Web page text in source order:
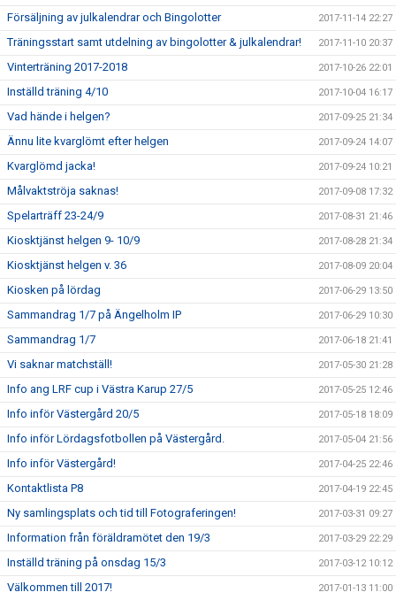
Försäljning av julkalendrar och Bingolotter 2017-11-14 22:27
Träningsstart samt utdelning av bingolotter & julkalendrar! 2017-11-10 20:37
Vinterträning 2017-2018 2017-10-26 22:01
Inställd träning 4/10 2017-10-04 16:17
Vad hände i helgen? 2017-09-25 21:34
Ännu lite kvarglömt efter helgen 2017-09-24 14:07
Kvarglömd jacka! 2017-09-24 10:21
Målvaktströja saknas! 2017-09-08 17:32
Spelarträff 23-24/9 2017-08-31 21:46
Kiosktjänst helgen 9- 10/9 2017-08-28 21:34
Kiosktjänst helgen v. 36 2017-08-09 20:04
Kiosken på lördag 2017-06-29 13:50
Sammandrag 1/7 på Ängelholm IP 2017-06-29 10:30
Sammandrag 1/7 2017-06-18 21:41
Vi saknar matchställ! 2017-05-30 21:28
Info ang LRF cup i Västra Karup 27/5 2017-05-25 12:46
Info inför Västergård 20/5 2017-05-18 18:09
Info inför Lördagsfotbollen på Västergård. 2017-05-04 21:56
Info inför Västergård! 2017-04-25 22:46
Kontaktlista P8 2017-04-19 22:45
Ny samlingsplats och tid till Fotograferingen! 2017-03-31 09:27
Information från föräldramötet den 19/3 2017-03-29 22:29
Inställd träning på onsdag 15/3 2017-03-12 10:12
Välkommen till 2017! 2017-01-13 11:00